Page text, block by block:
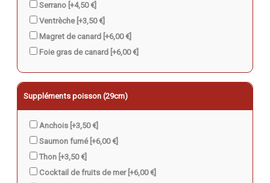
Serrano [+4,50 €]
Ventrèche [+3,50 €]
Magret de canard [+6,00 €]
Foie gras de canard [+6,00 €]
Suppléments poisson (29cm)
Anchois [+3,50 €]
Saumon fumé [+6,00 €]
Thon [+3,50 €]
Cocktail de fruits de mer [+6,00 €]